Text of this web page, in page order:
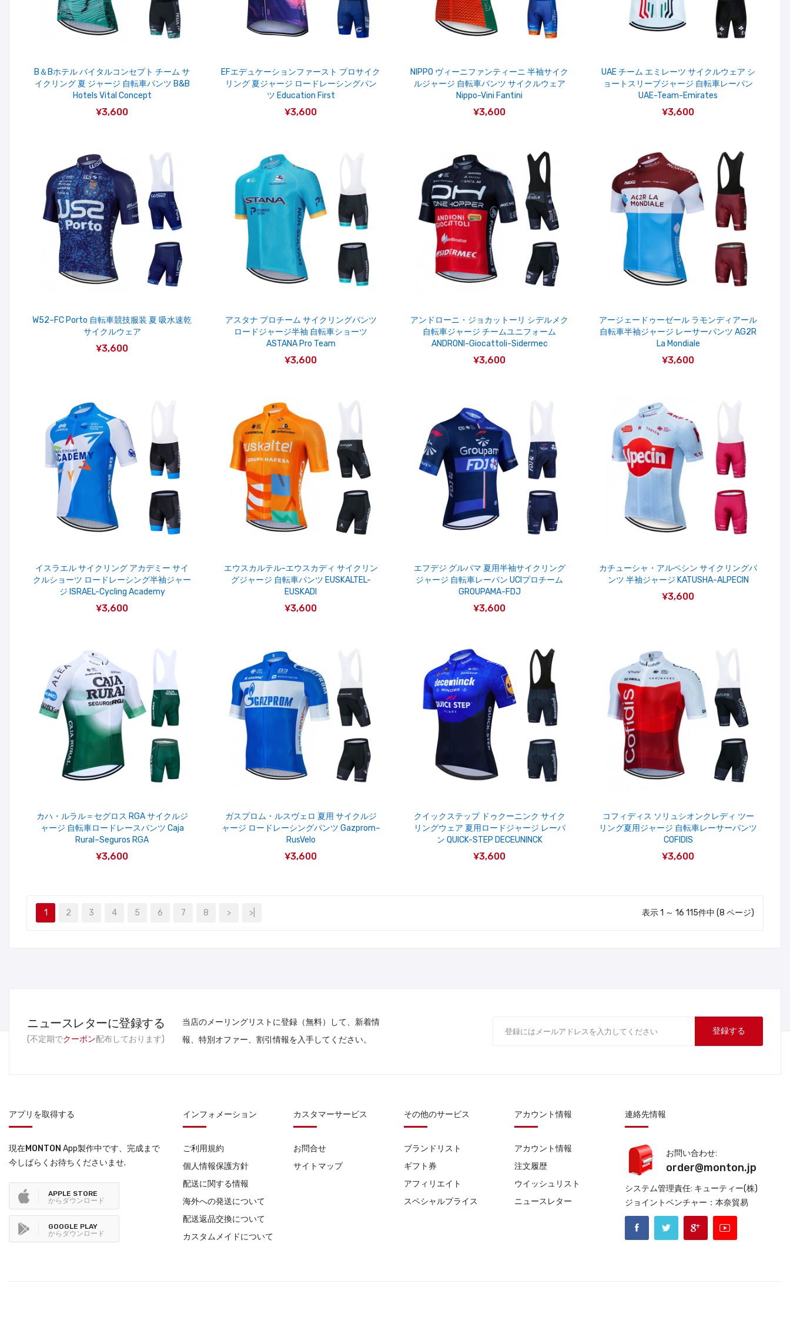
B＆Bホテル バイタルコンセプト チーム サ
イクリング 夏 ジャージ 自転車パンツ B&B
Hotels Vital Concept
¥3,600
EFエデュケーションファースト プロサイク
リング 夏ジャージ ロードレーシングパン
ツ Education First
¥3,600
NIPPO ヴィーニファンティーニ 半袖サイク
ルジャージ 自転車パンツ サイクルウェア
Nippo-Vini Fantini
¥3,600
UAE チーム エミレーツ サイクルウェア シ
ョートスリーブジャージ 自転車レーパン
UAE-Team-Emirates
¥3,600
W52–FC Porto 自転車競技服装 夏 吸水速乾
サイクルウェア
¥3,600
アスタナ プロチーム サイクリングパンツ
ロードジャージ半袖 自転車ショーツ
ASTANA Pro Team
¥3,600
アンドローニ・ジョカットーリ シデルメク
自転車ジャージ チームユニフォーム
ANDRONI-Giocattoli-Sidermec
¥3,600
アージェードゥーゼール ラモンディアール
自転車半袖ジャージ レーサーパンツ AG2R
La Mondiale
¥3,600
イスラエル サイクリング アカデミー サイ
クルショーツ ロードレーシング半袖ジャー
ジ ISRAEL-Cycling Academy
¥3,600
エウスカルテル-エウスカディ サイクリン
グジャージ 自転車パンツ EUSKALTEL-
EUSKADI
¥3,600
エフデジ グルパマ 夏用半袖サイクリング
ジャージ 自転車レーパン UCIプロチーム
GROUPAMA-FDJ
¥3,600
カチューシャ・アルペシン サイクリングパ
ンツ 半袖ジャージ KATUSHA-ALPECIN
¥3,600
カハ・ルラル＝セグロス RGA サイクルジ
ャージ 自転車ロードレースパンツ Caja
Rural–Seguros RGA
¥3,600
ガスプロム・ルスヴェロ 夏用 サイクルジ
ャージ ロードレーシングパンツ Gazprom–
RusVelo
¥3,600
クイックステップ ドゥクーニンク サイク
リングウェア 夏用ロードジャージ レーパ
ン QUICK-STEP DECEUNINCK
¥3,600
コフィディス ソリュシオンクレディ ツー
リング夏用ジャージ 自転車レーサーパンツ
COFIDIS
¥3,600
1 2 3 4 5 6 7 8 > >| 表示 1 ～ 16 115件中 (8 ページ)
ニュースレターに登録する
(不定期でクーポン配布しております)
当店のメーリングリストに登録（無料）して、新着情
報、特別オファー、割引情報を入手してください。
登録する
アプリを取得する
現在MONTON App製作中です、完成まで
今しばらくお待ちくださいませ.
APPLE STORE
からダウンロード
GOOGLE PLAY
からダウンロード
インフォメーション
ご利用規約
個人情報保護方針
配送に関する情報
海外への発送について
配送返品交換について
カスタムメイドについて
カスタマーサービス
お問合せ
サイトマップ
その他のサービス
ブランドリスト
ギフト券
アフィリエイト
スペシャルプライス
アカウント情報
アカウント情報
注文履歴
ウイッシュリスト
ニュースレター
連絡先情報
お問い合わせ:
order@monton.jp
システム管理責任: キューティー(株)
ジョイントベンチャー：本奈貿易